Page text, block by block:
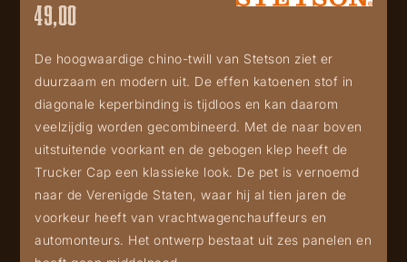
49,00
De hoogwaardige chino-twill van Stetson ziet er
duurzaam en modern uit. De effen katoenen stof in
diagonale keperbinding is tijdloos en kan daarom
veelzijdig worden gecombineerd. Met de naar boven
uitstuitende voorkant en de gebogen klep heeft de
Trucker Cap een klassieke look. De pet is vernoemd
naar de Verenigde Staten, waar hij al tien jaren de
voorkeur heeft van vrachtwagenchauffeurs en
automonteurs. Het ontwerp bestaat uit zes panelen en